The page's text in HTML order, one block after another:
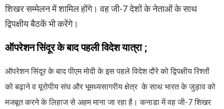
शिखर सम्मेलन में शामिल होंगे। वह जी-7 देशों के नेताओं के साथ
द्विपक्षीय बैठकें भी करेंगे।
ऑपरेशन सिंदूर के बाद पहली विदेश यात्रा ;
ऑपरेशन सिंदूर के बाद पीएम मोदी के इस पहले विदेश दौरे को द्विपक्षीय रिश्तों
को बढ़ाने व यूरोपीय संघ और भूमध्यसागरीय क्षेत्र के साथ भारत के जुड़ाव को
मजबूत करने के लिहाज से अहम माना जा रहा है। कनाडा में वह जी-7 शिखर